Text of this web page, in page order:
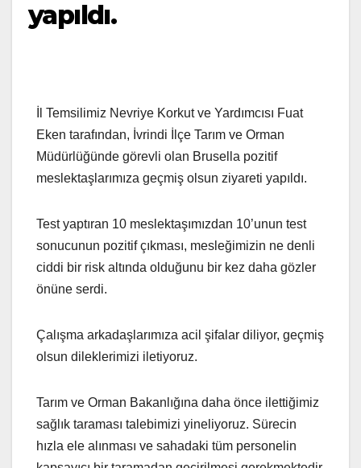
yapıldı.
İl Temsilimiz Nevriye Korkut ve Yardımcısı Fuat
Eken tarafından, İvrindi İlçe Tarım ve Orman
Müdürlüğünde görevli olan Brusella pozitif
meslektaşlarımıza geçmiş olsun ziyareti yapıldı.
Test yaptıran 10 meslektaşımızdan 10’unun test
sonucunun pozitif çıkması, mesleğimizin ne denli
ciddi bir risk altında olduğunu bir kez daha gözler
önüne serdi.
Çalışma arkadaşlarımıza acil şifalar diliyor, geçmiş
olsun dileklerimizi iletiyoruz.
Tarım ve Orman Bakanlığına daha önce ilettiğimiz
sağlık taraması talebimizi yineliyoruz. Sürecin
hızla ele alınması ve sahadaki tüm personelin